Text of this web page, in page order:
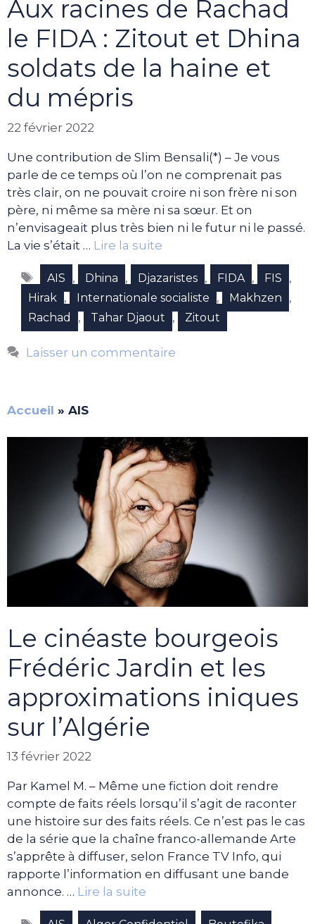
Aux racines de Rachad
le FIDA : Zitout et Dhina
soldats de la haine et
du mépris
22 février 2022
Une contribution de Slim Bensali(*) – Je vous
parle de ce temps où l’on ne comprenait pas
très clair, on ne pouvait croire ni son frère ni son
père, ni même sa mère ni sa sœur. Et on
n’envisageait plus très bien ni le futur ni le passé.
La vie s’était … Lire la suite
Étiquettes
AIS , Dhina , Djazaristes , FIDA , FIS ,
Hirak , Internationale socialiste , Makhzen ,
Rachad , Tahar Djaout , Zitout
Laisser un commentaire
Accueil » AIS
Le cinéaste bourgeois
Frédéric Jardin et les
approximations iniques
sur l’Algérie
13 février 2022
Par Kamel M. – Même une fiction doit rendre
compte de faits réels lorsqu’il s’agit de raconter
une histoire sur des faits réels. Ce n’est pas le cas
de la série que la chaîne franco-allemande Arte
s’apprête à diffuser, selon France TV Info, qui
rapporte l’information en diffusant une bande
annonce. … Lire la suite